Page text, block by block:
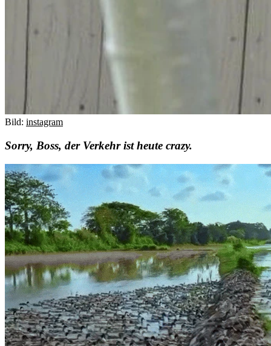
Bild: instagram
Sorry, Boss, der Verkehr ist heute crazy.